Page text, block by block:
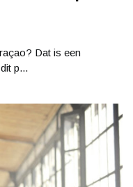
Dat is een
p...